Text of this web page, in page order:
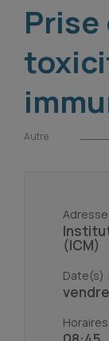
Prise
Autre
Adresse
(ICM)
Date(s) :